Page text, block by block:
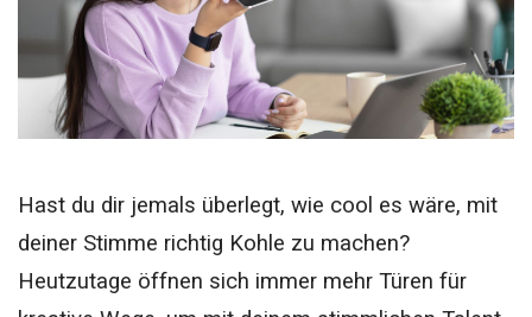
Hast du dir jemals überlegt, wie cool es wäre, mit
deiner Stimme richtig Kohle zu machen?
Heutzutage öffnen sich immer mehr Türen für